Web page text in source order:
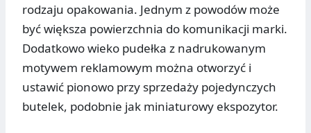
rodzaju opakowania. Jednym z powodów może
być większa powierzchnia do komunikacji marki.
Dodatkowo wieko pudełka z nadrukowanym
motywem reklamowym można otworzyć i
ustawić pionowo przy sprzedaży pojedynczych
butelek, podobnie jak miniaturowy ekspozytor.